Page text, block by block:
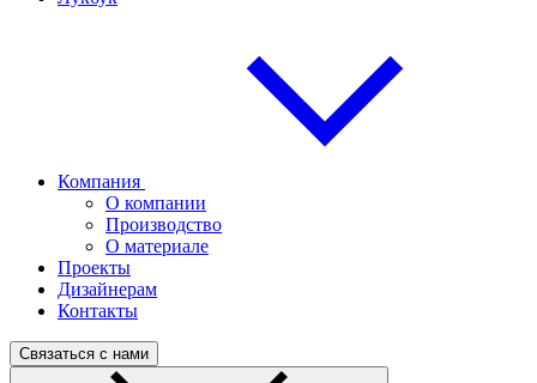
Компания
О компании
Производство
О материале
Проекты
Дизайнерам
Контакты
Связаться с нами